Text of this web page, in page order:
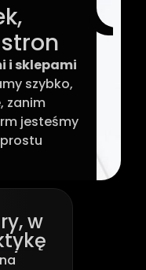
i sklepami
szybko,
zanim
jesteśmy
w